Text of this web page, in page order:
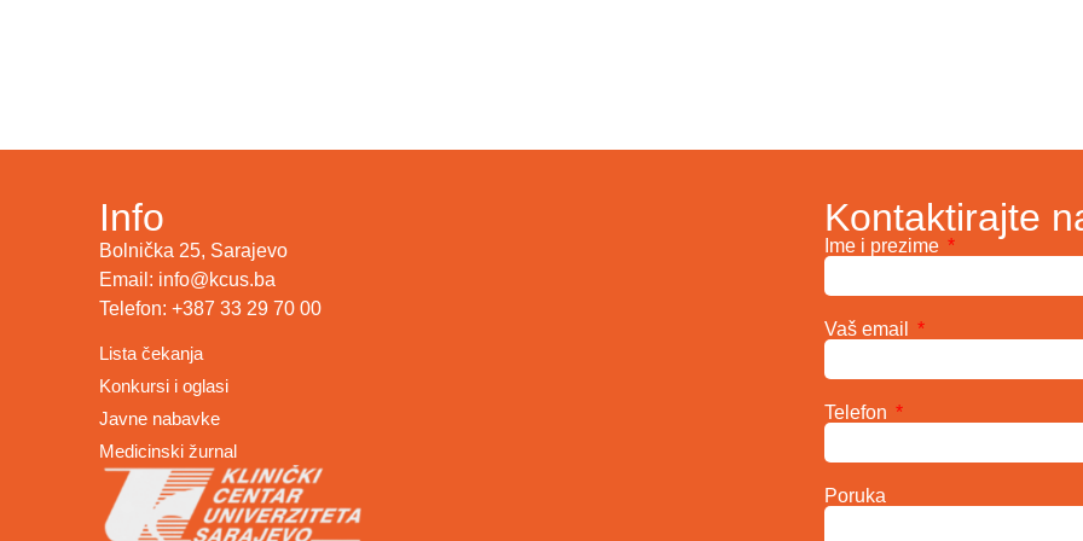
Info
Bolnička 25, Sarajevo
Email: info@kcus.ba
Telefon: +387 33 29 70 00
Lista čekanja
Konkursi i oglasi
Javne nabavke
Medicinski žurnal
Kontaktirajte
Ime i prezime
Vaš email
Telefon
Poruka